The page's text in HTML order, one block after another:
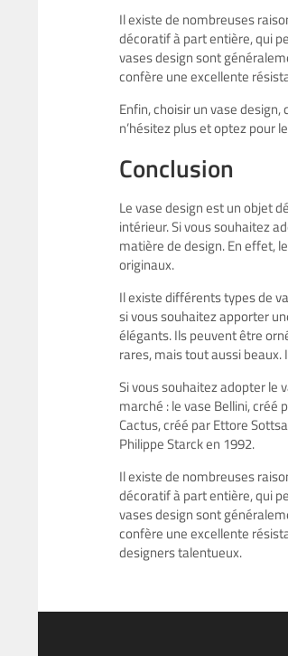
Il existe de nombreuses
décoratif à part entière, qui
vases design sont
confère une excellente
Enfin, choisir un vase
n’hésitez plus et optez pour
Conclusion
Le vase design est un objet
intérieur. Si vous souhaitez
matière de design. En effet,
originaux.
Il existe différents types de
si vous souhaitez apporter
élégants. Ils peuvent être
rares, mais tout aussi
Si vous souhaitez adopter le
marché : le vase Bellini, créé
Cactus, créé par Ettore
Philippe Starck en 1992.
Il existe de nombreuses
décoratif à part entière, qui
vases design sont
confère une excellente
designers talentueux.